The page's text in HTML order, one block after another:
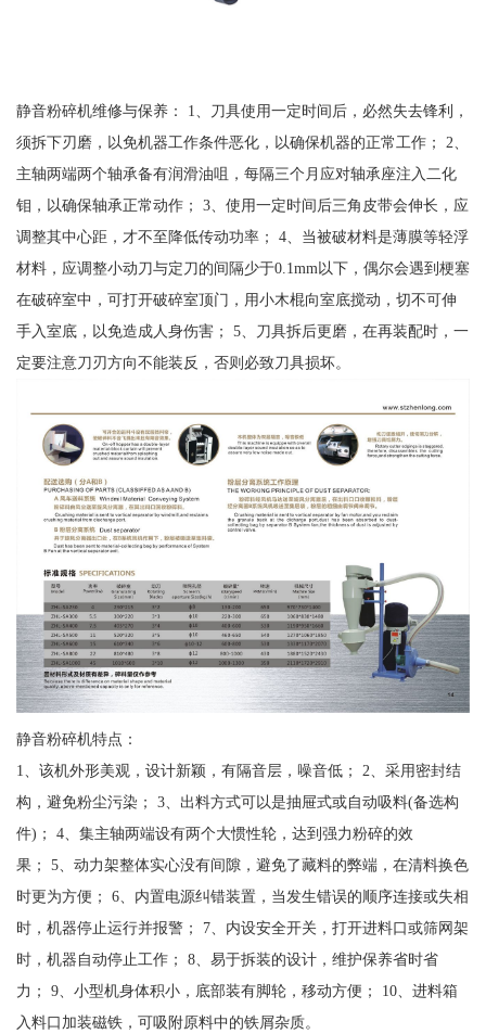
静音粉碎机维修与保养： 1、刀具使用一定时间后，必然失去锋利，
须拆下刃磨，以免机器工作条件恶化，以确保机器的正常工作； 2、
主轴两端两个轴承备有润滑油咀，每隔三个月应对轴承座注入二化
钼，以确保轴承正常动作； 3、使用一定时间后三角皮带会伸长，应
调整其中心距，才不至降低传动功率； 4、当被破材料是薄膜等轻浮
材料，应调整小动刀与定刀的间隔少于0.1mm以下，偶尔会遇到梗塞
在破碎室中，可打开破碎室顶门，用小木棍向室底搅动，切不可伸
手入室底，以免造成人身伤害； 5、刀具拆后更磨，在再装配时，一
定要注意刀刃方向不能装反，否则必致刀具损坏。
静音粉碎机特点：
1、该机外形美观，设计新颖，有隔音层，噪音低； 2、采用密封结
构，避免粉尘污染； 3、出料方式可以是抽屉式或自动吸料(备选构
件)； 4、集主轴两端设有两个大惯性轮，达到强力粉碎的效
果； 5、动力架整体实心没有间隙，避免了藏料的弊端，在清料换色
时更为方便； 6、内置电源纠错装置，当发生错误的顺序连接或失相
时，机器停止运行并报警； 7、内设安全开关，打开进料口或筛网架
时，机器自动停止工作； 8、易于拆装的设计，维护保养省时省
力； 9、小型机身体积小，底部装有脚轮，移动方便； 10、进料箱
入料口加装磁铁，可吸附原料中的铁屑杂质。